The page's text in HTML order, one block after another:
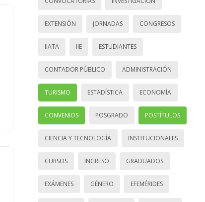
EXTENSIÓN JORNADAS CONGRESOS
IIATA IIE ESTUDIANTES
CONTADOR PÚBLICO ADMINISTRACIÓN
TURISMO ESTADÍSTICA ECONOMÍA
CONVENIOS POSGRADO POSTÍTULOS
CIENCIA Y TECNOLOGÍA INSTITUCIONALES
CURSOS INGRESO GRADUADOS
EXÁMENES GÉNERO EFEMÉRIDES